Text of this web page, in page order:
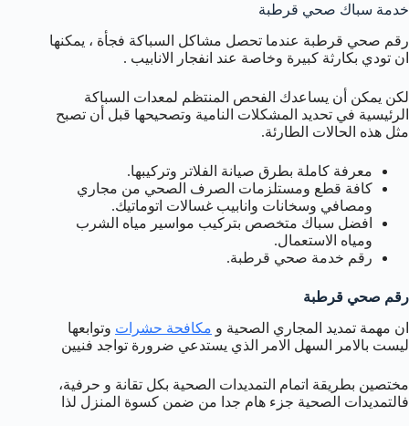
خدمة سباك صحي قرطبة
رقم صحي قرطبة عندما تحصل مشاكل السباكة فجأة ، يمكنها
ان تودي بكارثة كبيرة وخاصة عند انفجار الانابيب .
لكن يمكن أن يساعدك الفحص المنتظم لمعدات السباكة
الرئيسية في تحديد المشكلات النامية وتصحيحها قبل أن تصبح
مثل هذه الحالات الطارئة.
معرفة كاملة بطرق صيانة الفلاتر وتركيبها.
كافة قطع ومستلزمات الصرف الصحي من مجاري
ومصافي وسخانات وانابيب غسالات اتوماتيك.
افضل سباك متخصص بتركيب مواسير مياه الشرب
ومياه الاستعمال.
رقم خدمة صحي قرطبة.
رقم صحي قرطبة
ان مهمة تمديد المجاري الصحية و مكافحة حشرات وتوابعها
ليست بالامر السهل الامر الذي يستدعي ضرورة تواجد فنيين
مختصين بطريقة اتمام التمديدات الصحية بكل تقانة و حرفية،
فالتمديدات الصحية جزء هام جدا من ضمن كسوة المنزل لذا